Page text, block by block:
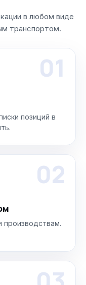
в любом виде
транспортом.
01
позиций в
02
производствам.